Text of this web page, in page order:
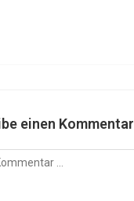
einen Kommentar